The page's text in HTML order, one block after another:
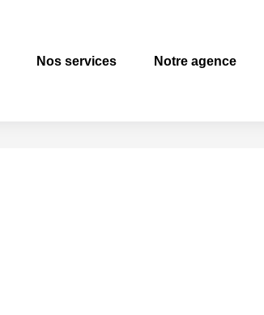
Nos services Notre agence